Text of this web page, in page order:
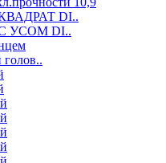
DI..
УСОМ DI..